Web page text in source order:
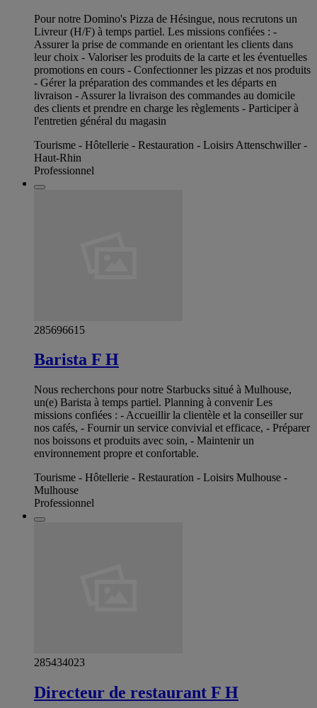
Pour notre Domino's Pizza de Hésingue, nous recrutons un
Livreur (H/F) à temps partiel. Les missions confiées : -
Assurer la prise de commande en orientant les clients dans
leur choix - Valoriser les produits de la carte et les éventuelles
promotions en cours - Confectionner les pizzas et nos produits
- Gérer la préparation des commandes et les départs en
livraison - Assurer la livraison des commandes au domicile
des clients et prendre en charge les règlements - Participer à
l'entretien général du magasin
Tourisme - Hôtellerie - Restauration - Loisirs Attenschwiller -
Haut-Rhin
Professionnel
285696615
Barista F H
Nous recherchons pour notre Starbucks situé à Mulhouse,
un(e) Barista à temps partiel. Planning à convenir Les
missions confiées : - Accueillir la clientèle et la conseiller sur
nos cafés, - Fournir un service convivial et efficace, - Préparer
nos boissons et produits avec soin, - Maintenir un
environnement propre et confortable.
Tourisme - Hôtellerie - Restauration - Loisirs Mulhouse -
Mulhouse
Professionnel
285434023
Directeur de restaurant F H